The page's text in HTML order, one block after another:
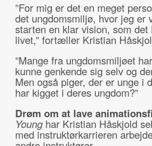
”For mig er det en meget
det ungdomsmiljø, hvor jeg er
starten en klar vision, som
livet,” fortæller Kristian
”Mange fra ungdomsmiljøet
kunne genkende sig selv og
Men også piger, der er unge i
har kigget i deres ungdom?”
Drøm om at lave
Younghar Kristian Håskjold
med instruktørkarrieren